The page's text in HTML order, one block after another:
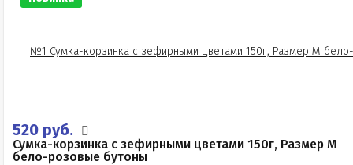
520 руб.
Сумка-корзинка с зефирными цветами 150г, Размер М
бело-розовые бутоны